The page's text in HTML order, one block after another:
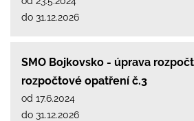
do 31.12.2026
SMO Bojkovsko - úprava
rozpočtové opatření č.3
od 17.6.2024
do 31.12.2026